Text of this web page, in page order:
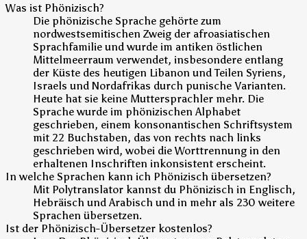
Was ist Phönizisch?
Die phönizische Sprache gehörte zum
nordwestsemitischen Zweig der afroasiatischen
Sprachfamilie und wurde im antiken östlichen
Mittelmeerraum verwendet, insbesondere entlang
der Küste des heutigen Libanon und Teilen Syriens,
Israels und Nordafrikas durch punische Varianten.
Heute hat sie keine Muttersprachler mehr. Die
Sprache wurde im phönizischen Alphabet
geschrieben, einem konsonantischen Schriftsystem
mit 22 Buchstaben, das von rechts nach links
geschrieben wird, wobei die Worttrennung in den
erhaltenen Inschriften inkonsistent erscheint.
In welche Sprachen kann ich Phönizisch übersetzen?
Mit Polytranslator kannst du Phönizisch in Englisch,
Hebräisch und Arabisch und in mehr als 230 weitere
Sprachen übersetzen.
Ist der Phönizisch-Übersetzer kostenlos?